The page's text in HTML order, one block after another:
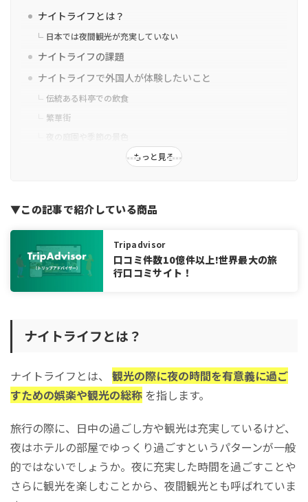
もっと見る
ナイトライフとは？
日本では夜間観光が充実していない
ナイトライフの課題
ナイトライフで外国人が体験したいこと
伝統ある料亭での飲食
繁華街
時間市場創出推進議連の中間提言とは？
ナイトライフにはどんなものがある？
ナイトライフ①夜景
ナイトライフ②ショッピング
ナイトライフ④観光スポット
ナイトライフを楽しむ訪日客に選ばれるために
トリップアドバイザーを活用して飲食店の魅力を発信しよう
ナイトライフの充実がインバウンド消費に貢献する？
まとめ
▼この記事で紹介している商品
Tripadvisor
口コミ件数10億件以上!世界最大の旅
行口コミサイト！
ナイトライフとは？
ナイトライフとは、 観光の際に夜の時間を有意義に過ご
すための娯楽や観光の総称 を指します。
旅行の際に、日中の過ごし方や観光は充実しているけど、
夜はホテルの部屋でゆっくり過ごすというパターンが一般
的ではないでしょうか。夜に充実した時間を過ごすことや
さらに観光を楽しむことから、夜間観光とも呼ばれていま